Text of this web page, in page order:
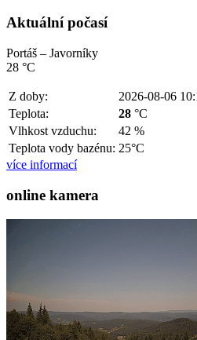
Aktuální počasí
Portáš – Javorníky
28 °C
Z doby:
2026-08-06
Teplota:
28 °C
Vlhkost vzduchu:
42 %
Teplota vody bazénu: 25°C
více informací
online kamera